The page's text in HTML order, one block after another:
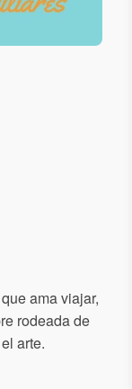
ama viajar,
rodeada de
arte.